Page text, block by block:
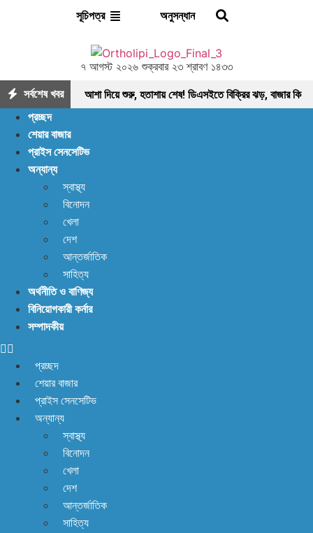
সূচিপত্র অনুসন্ধান
৭ আগস্ট ২০২৬ শুক্রবার ২৩ শ্রাবণ ১৪৩৩
সর্বশেষ খবর আশা দিয়ে শুরু, হতাশায় শেষ! ডিএসইতে বিক্রির ঝড়, বাজার কি
প্রাণ ফিরছে, বাড়ছে লেনদেন, বাজারের পরবর্তী গন্তব্য কোথায়?
শেয়ারবাজার, নেপথ্যে কী?
না! আছে প্রতিকার
কোটি ৯৩ লাখ ৯০ হাজার মার্কিন ডলার রেমিট্যান্স
যেকেনো সময়ের চেয়ে বেশি খাদ্য মজুত আছে: খাদ্য মন্ত্রণালয়
প্রচ্ছদ
শেয়ার বাজার
প্রাইস সেনসেটিভ
অন্যান্য
স্বাস্থ্য
বিনোদন
খেলা
দেশ
আন্তর্জাতিক
সাহিত্য
অর্থনীতি ও বাণিজ্য
বিনিয়োগকারী কর্নার
সম্পাদকীয়
প্রচ্ছদ
শেয়ার বাজার
প্রাইস সেনসেটিভ
অন্যান্য
স্বাস্থ্য
বিনোদন
খেলা
দেশ
আন্তর্জাতিক
সাহিত্য